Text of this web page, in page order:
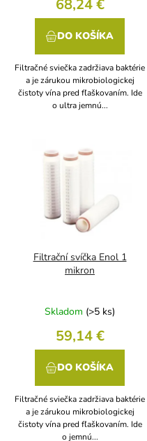
68,24 €
DO KOŠÍKA
Filtračné sviečka zadržiava baktérie
a je zárukou mikrobiologickej
čistoty vína pred fľaškovaním. Ide
o ultra jemnú...
Filtrační svíčka Enol 1
mikron
Skladom (>5 ks)
59,14 €
DO KOŠÍKA
Filtračné sviečka zadržiava baktérie
a je zárukou mikrobiologickej
čistoty vína pred fľaškovaním. Ide
o jemnú...